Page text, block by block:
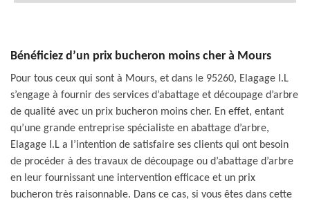
Bénéficiez d’un prix bucheron moins cher à Mours
Pour tous ceux qui sont à Mours, et dans le 95260, Elagage I.L
s’engage à fournir des services d’abattage et découpage d’arbre
de qualité avec un prix bucheron moins cher. En effet, entant
qu’une grande entreprise spécialiste en abattage d’arbre,
Elagage I.L a l’intention de satisfaire ses clients qui ont besoin
de procéder à des travaux de découpage ou d’abattage d’arbre
en leur fournissant une intervention efficace et un prix
bucheron très raisonnable. Dans ce cas, si vous êtes dans cette